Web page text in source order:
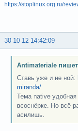
https://stoplinux.org.ru/
30-10-12 14:42:09
Antimateriale
Ставь уже и не ной:
miranda/
Тема native удобная
всоснёрке. Но всё
асилишь.